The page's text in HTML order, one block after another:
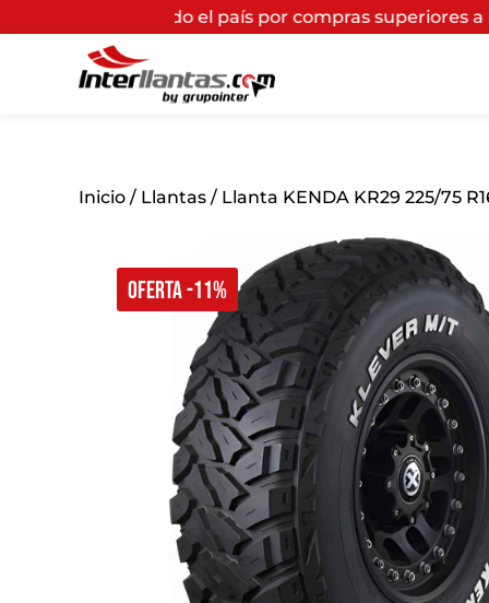
el país por compras superiores a $200.000*(Aplican
OFERTA -11%
Inicio / Llantas / Llanta KENDA KR29 225/75